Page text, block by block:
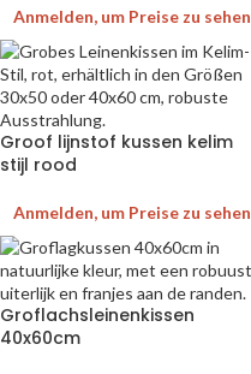
Anmelden, um Preise zu sehen
Groof lijnstof kussen kelim
stijl rood
Anmelden, um Preise zu sehen
Groflachsleinenkissen
40x60cm